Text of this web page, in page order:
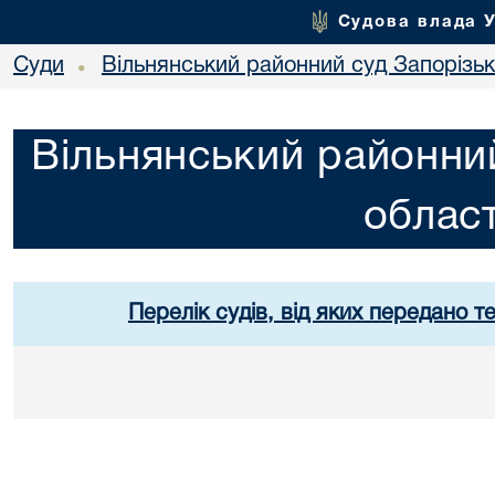
Судова влада
Суди • Вільнянський районний суд
Вільнянський
Перелік судів, від яких передано